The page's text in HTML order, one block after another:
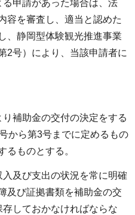
申請があった場合は、法
容を審査し、適当と認めた
、静岡型体験観光推進事業
2号）により、当該申請者に
補助金の交付の決定をする
から第3号までに定めるもの
るものとする。
入及び支出の状況を常に明確
及び証拠書類を補助金の交
しておかなければならな